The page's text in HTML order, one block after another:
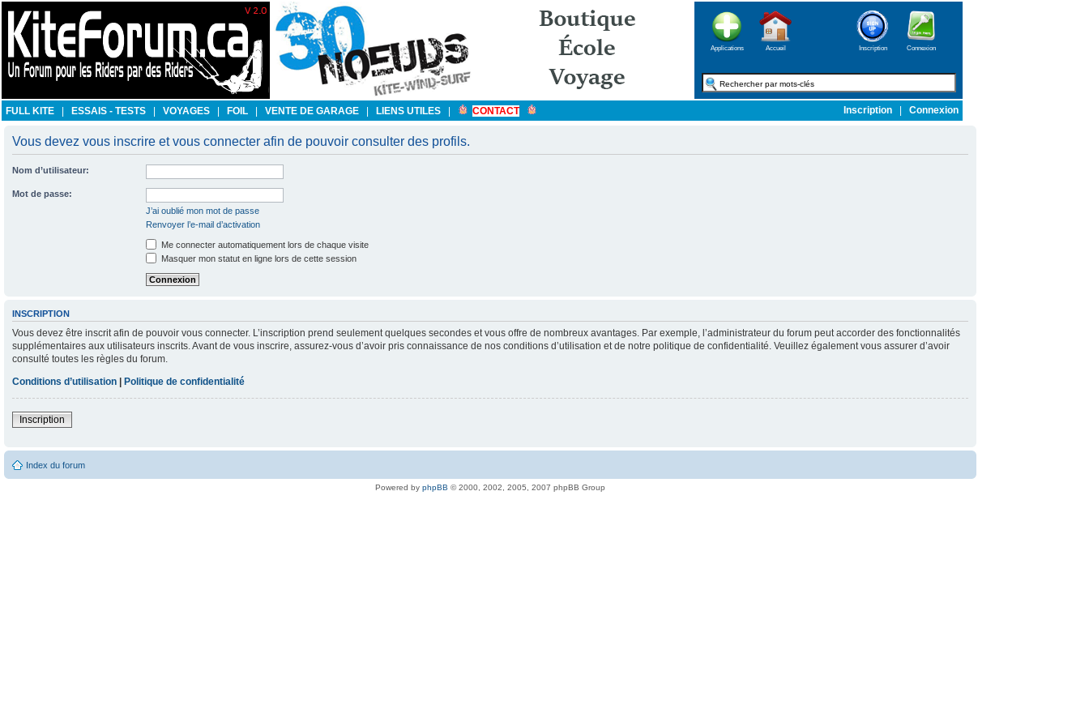
Applications Accueil Inscription Connexion
FULL KITE ESSAIS - TESTS VOYAGES FOIL VENTE DE GARAGE LIENS UTILES CONTACT Inscription Connexion
Vous devez vous inscrire et vous connecter afin de pouvoir consulter des profils.
Nom d’utilisateur:
Mot de passe:
J’ai oublié mon mot de passe
Renvoyer l’e-mail d’activation
Me connecter automatiquement lors de chaque visite
Masquer mon statut en ligne lors de cette session
INSCRIPTION
Vous devez être inscrit afin de pouvoir vous connecter. L’inscription prend seulement quelques secondes et vous offre de nombreux avantages. Par exemple, l’administrateur du forum peut accorder des fonctionnalités
supplémentaires aux utilisateurs inscrits. Avant de vous inscrire, assurez-vous d’avoir pris connaissance de nos conditions d’utilisation et de notre politique de confidentialité. Veuillez également vous assurer d’avoir
consulté toutes les règles du forum.
Conditions d’utilisation | Politique de confidentialité
Inscription
Index du forum
Powered by phpBB © 2000, 2002, 2005, 2007 phpBB Group